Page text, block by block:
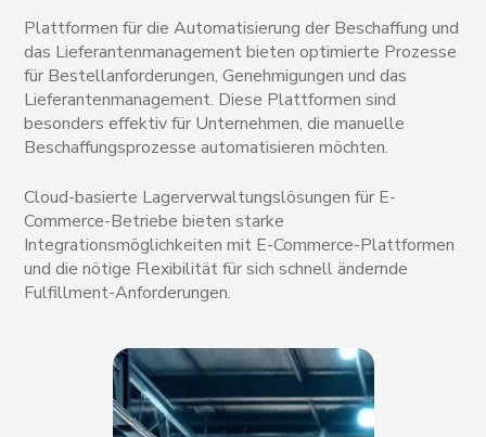
Plattformen für die Automatisierung der Beschaffung und
das Lieferantenmanagement bieten optimierte Prozesse
für Bestellanforderungen, Genehmigungen und das
Lieferantenmanagement. Diese Plattformen sind
besonders effektiv für Unternehmen, die manuelle
Beschaffungsprozesse automatisieren möchten.
Cloud-basierte Lagerverwaltungslösungen für E-
Commerce-Betriebe bieten starke
Integrationsmöglichkeiten mit E-Commerce-Plattformen
und die nötige Flexibilität für sich schnell ändernde
Fulfillment-Anforderungen.